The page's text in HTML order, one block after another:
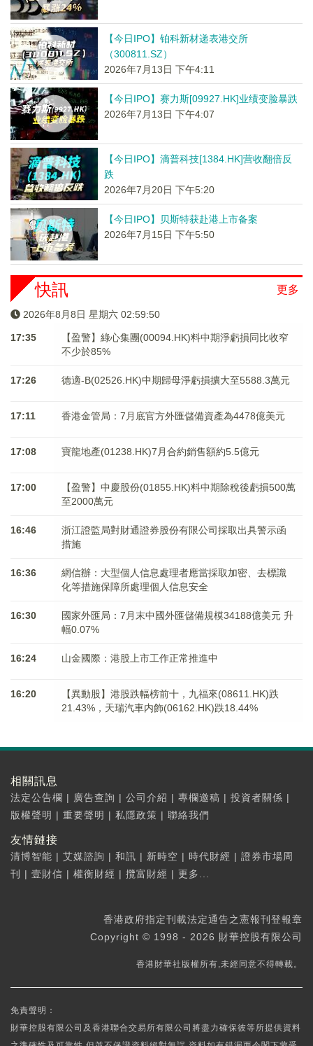
【今日IPO】铂科新材递表港交所
（300811.SZ）
2026年7月13日 下午4:11
【今日IPO】赛力斯[09927.HK]业绩变脸暴跌
2026年7月13日 下午4:07
【今日IPO】滴普科技[1384.HK]营收翻倍反
跌
2026年7月20日 下午5:20
【今日IPO】贝斯特获赴港上市备案
2026年7月15日 下午5:50
更多
快訊
2026年8月8日 星期六 02:59:51
17:35
【盈警】綠心集團(00094.HK)料中期淨虧損同比收窄
不少於85%
17:26 德適-B(02526.HK)中期歸母淨虧損擴大至5588.3萬元
17:11 香港金管局：7月底官方外匯儲備資產為4478億美元
17:08 寶龍地產(01238.HK)7月合約銷售額約5.5億元
17:00
【盈警】中慶股份(01855.HK)料中期除稅後虧損500萬
至2000萬元
16:46
浙江證監局對財通證券股份有限公司採取出具警示函
措施
16:36
網信辦：大型個人信息處理者應當採取加密、去標識
化等措施保障所處理個人信息安全
16:30
國家外匯局：7月末中國外匯儲備規模34188億美元 升
幅0.07%
16:24 山金國際：港股上市工作正常推進中
16:20
【異動股】港股跌幅榜前十，九福來(08611.HK)跌
21.43%，天瑞汽車内飾(06162.HK)跌18.44%
相關訊息
法定公告欄 | 廣告查詢 | 公司介紹 | 專欄邀稿 | 投資者關係 |
版權聲明 | 重要聲明 | 私隱政策 | 聯絡我們
友情鏈接
清博智能 | 艾媒諮詢 | 和訊 | 新時空 | 時代財經 | 證券市場周
刊
| 壹財信 | 權衡財經 | 攬富財經 | 更多...
香港政府指定刊載法定通告之憲報刊登報章
Copyright © 1998 - 2026 財華控股有限公司
香港財華社版權所有,未經同意不得轉載。
免責聲明：
財華控股有限公司及香港聯合交易所有限公司將盡力確保彼等所提供資料